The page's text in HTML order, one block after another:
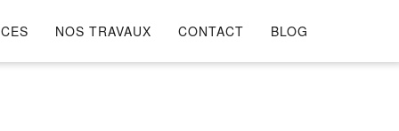
NOS TRAVAUX CONTACT BLOG